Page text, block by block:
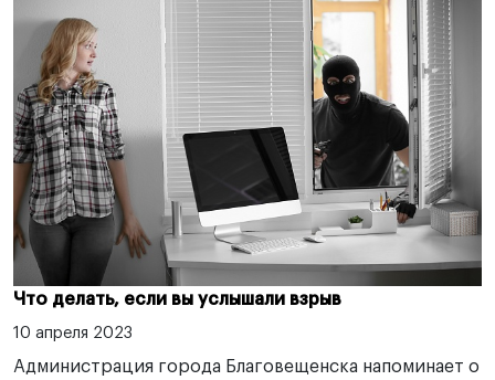
Что делать, если вы услышали взрыв
10 апреля 2023
Администрация города Благовещенска напоминает о